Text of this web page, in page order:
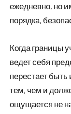
ежедневно, но
порядка,
Когда границы
ведет себя
перестает быть
тем, чем и
ощущается не